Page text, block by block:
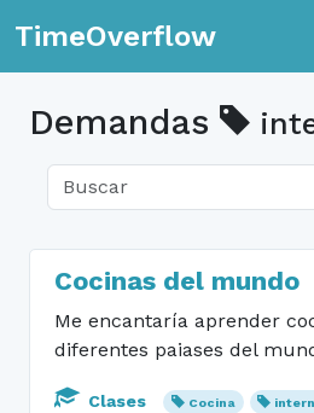
TimeOverflow
Demandas
Cocinas del mundo
Me encantaría aprender
diferentes paiases del
Clases Cocina